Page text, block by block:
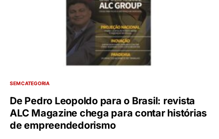
SEM CATEGORIA
De Pedro Leopoldo para o Brasil: revista
ALC Magazine chega para contar histórias
de empreendedorismo